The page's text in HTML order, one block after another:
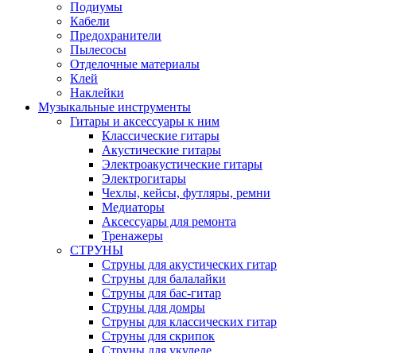
Подиумы
Кабели
Предохранители
Пылесосы
Отделочные материалы
Клей
Наклейки
Музыкальные инструменты
Гитары и аксессуары к ним
Классические гитары
Акустические гитары
Электроакустические гитары
Электрогитары
Чехлы, кейсы, футляры, ремни
Медиаторы
Аксессуары для ремонта
Тренажеры
СТРУНЫ
Струны для акустических гитар
Струны для балалайки
Струны для бас-гитар
Струны для домры
Струны для классических гитар
Струны для скрипок
Струны для укулеле